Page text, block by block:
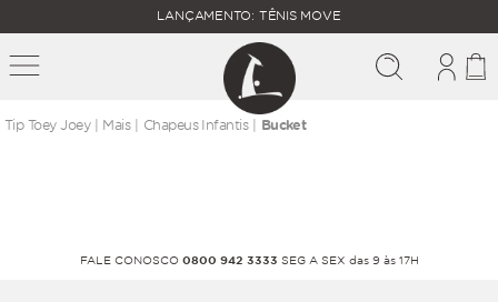
FALTAM
MAIS
R$
400,00
PARA O
FRETE
GRÁTIS
LANÇAMENTO: TÊNIS MOVE
mais chapeus infantis Bucket
FALE CONOSCO 0800 942 3333 SEG A SEX das 9 às 17H